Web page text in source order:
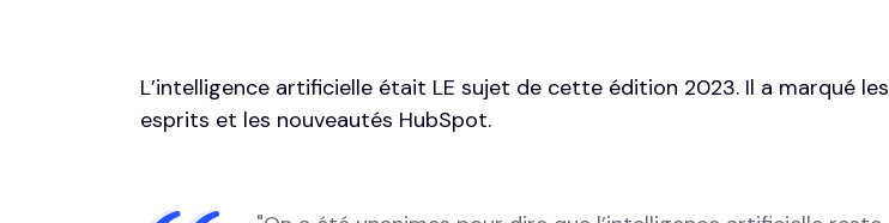
L’intelligence artificielle était LE sujet de cette édition 2023. Il a marqué les
esprits et les nouveautés HubSpot.